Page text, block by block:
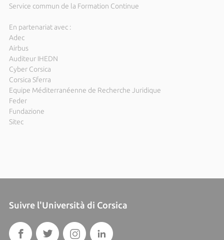
Service commun de la Formation Continue
En partenariat avec :
Adec
Airbus
Auditeur IHEDN
Cyber Corsica
Corsica Sferra
Equipe Méditerranéenne de Recherche Juridique
Feder
Fundazione
Sitec
Suivre l'Università di Corsica